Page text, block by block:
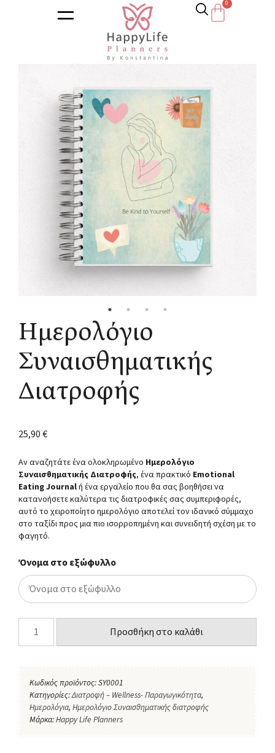
Κατάστημα/Ημερολόγια
Ημερολόγιο
Συναισθηματικής
Διατροφής
25,90€
Αν αναζητάτε ένα ολοκληρωμένο Ημερολόγιο
Συναισθηματικής Διατροφής, ένα πρακτικό Emotional
Eating Journalή ένα εργαλείο που θα σας βοηθήσει να
κατανοήσετε καλύτερα τις διατροφικές σας συμπεριφορές,
αυτό το χειροποίητο ημερολόγιο αποτελεί τον ιδανικό σύμμαχο
στο ταξίδι προς μια πιο ισορροπημένη και συνειδητή σχέση με το
φαγητό.
Όνομα στο εξώφυλλο
Προσθήκη στο καλάθι
Κωδικός προϊόντος:SY0001
Κατηγορίες:Διατροφή – Wellness- Παραγωγικότητα,
Ημερολόγια, Ημερολόγιο Συναισθηματικής διατροφής
Μάρκα:Happy Life Planners